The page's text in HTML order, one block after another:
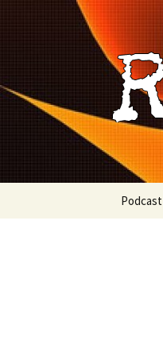
Podcast